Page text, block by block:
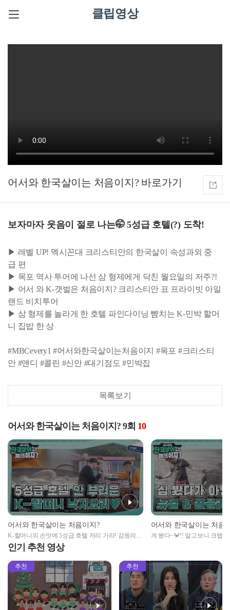
클립영상
어서와 한국살이는 처음이지?
보자마자 웃음이 절로 나는🤭 5성급 호텔(?) 도착!
▶ 레벨 UP! 멕시꼰대 크리스티안의 한국살이 속성과외 중
급 편
▶ 목포 역사 투어에 나선 삼 형제에게 닥친 월요일의 저주?!
▶ 어서 와 K-갯벌은 처음이지? 크리스티안 표 프라이빗 아일
랜드 비치투어
▶ 삼 형제를 놀라게 한 호텔 파인다이닝 뺨치는 K-민박 할머
니 집밥 한 상
#MBCevery1 #어서와한국살이는처음이지 #목포 #크리스티
안 #앤디 #콜린 #신안 #대기점도 #민박집
목록보기
어서와 한국살이는 처음이지? 9회 10
어서와 한국살이는 처음이지?
K-할머니의 손맛에 5성급 호텔 저리 가라! 감동의
낙지요리✨
어서와 한국살이는 처음
게 봤다~🦀!! 알고보니 크랩
인기 추천 영상
추천 추천